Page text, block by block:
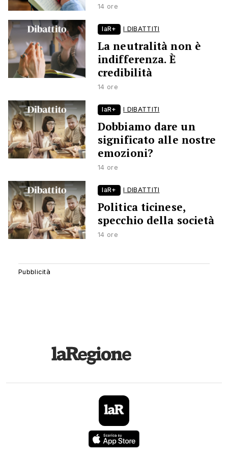
14 ore
laR+ I DIBATTITI
La neutralità non è
indifferenza. È
credibilità
14 ore
laR+ I DIBATTITI
Dobbiamo dare un
significato alle nostre
emozioni?
14 ore
laR+ I DIBATTITI
Politica ticinese,
specchio della società
14 ore